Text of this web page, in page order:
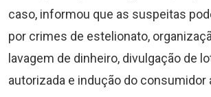
caso, informou que as suspeitas
por crimes de estelionato,
lavagem de dinheiro, divulgação de
autorizada e indução do consumidor